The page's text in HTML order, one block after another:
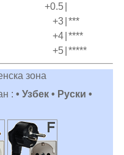
+0.5
+3 ***
+4 ****
+5 *****
зона
: • Узбек • Руски •